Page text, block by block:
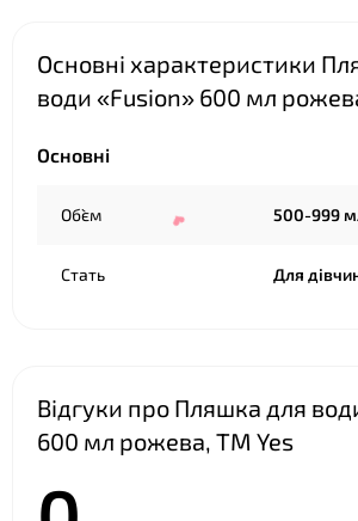
Основні характеристики
води «Fusion» 600 мл
Основні
Об`єм 500-999
Стать Для
Відгуки про Пляшка для
600 мл рожева, ТМ Yes
❤